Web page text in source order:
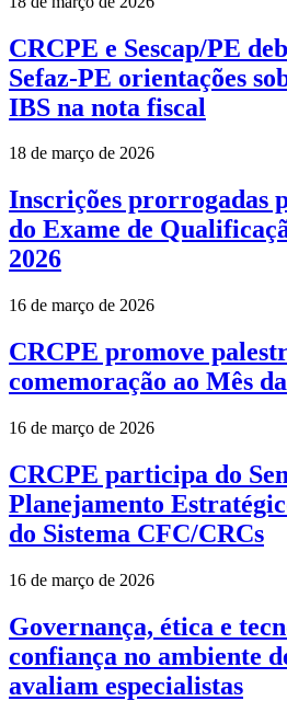
CRCPE e Sescap/PE
Sefaz-PE orientações
IBS na nota fiscal
18 de março de 2026
Inscrições prorrogadas
do Exame de
2026
16 de março de 2026
CRCPE promove
comemoração ao Mês
16 de março de 2026
CRCPE participa do
Planejamento
do Sistema CFC/CRCs
16 de março de 2026
Governança, ética e
confiança no ambiente
avaliam especialistas